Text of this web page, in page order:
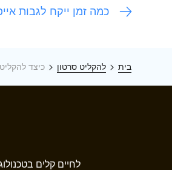
כמה זמן ייקח לגבות
בית להקליט סרטון כיצד להקליט
לחיים קלים